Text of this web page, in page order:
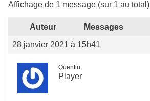
Affichage de 1 message (sur 1 au total)
Auteur Messages
28 janvier 2021 à 15h41
Quentin
Player